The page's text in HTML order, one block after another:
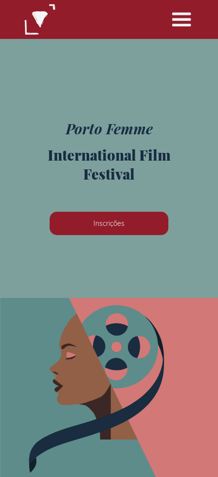
Porto Femme
International Film
Festival
margem
Inscrições
margem